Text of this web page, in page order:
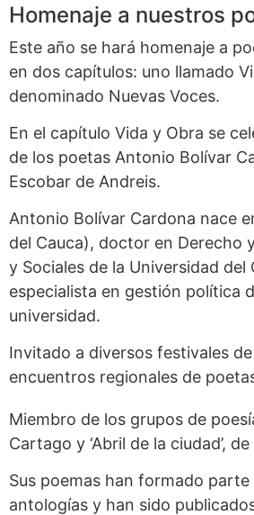
Homenaje a nuestros
Este año se hará homenaje a
en dos capítulos: uno llamado
denominado Nuevas Voces.
En el capítulo Vida y Obra se
de los poetas Antonio Bolívar
Escobar de Andreis.
Antonio Bolívar Cardona nace
del Cauca), doctor en Derecho
y Sociales de la Universidad del
especialista en gestión política
universidad.
Invitado a diversos festivales
encuentros regionales de
Miembro de los grupos de
Cartago y ‘Abril de la ciudad’, de
Sus poemas han formado parte
antologías y han sido